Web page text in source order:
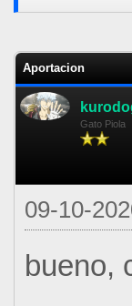
Aportacion
Gato Piola
09-10-
bueno,